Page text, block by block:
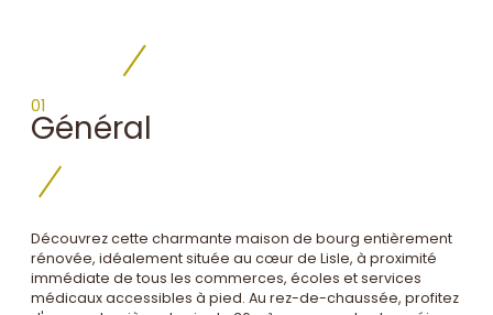
01
Général
Découvrez cette charmante maison de bourg entièrement
rénovée, idéalement située au cœur de Lisle, à proximité
immédiate de tous les commerces, écoles et services
médicaux accessibles à pied. Au rez-de-chaussée, profitez